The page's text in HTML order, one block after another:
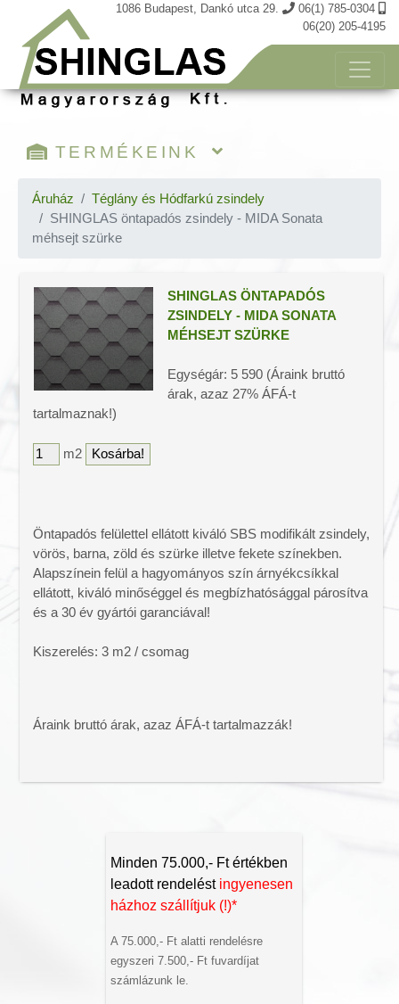
1086 Budapest, Dankó utca 29.
06(1) 785-0304
06(20) 205-4195
TERMÉKEINK
Öntapadós shinglas zsindely
Téglány és Hódfarkú zsindely
Prémium zsindely
Katepal zsindely
Laminált zsindely
Öntapadós 3D térhatású zsindely
FÉM zsindelyek
Színes bitumenes lemez
Vízszigetelő lemezek
Tetőtéri ablakok
Ereszcsatorna
Ereszalj lambéria
Tető csúcsdísz
Lapostető járólapok
Áruház
Téglány és Hódfarkú zsindely
SHINGLAS öntapadós zsindely - MIDA Sonata
méhsejt szürke
SHINGLAS ÖNTAPADÓS
ZSINDELY - MIDA SONATA
MÉHSEJT SZÜRKE
Egységár: 5 590 (Áraink bruttó
árak, azaz 27% ÁFÁ-t
tartalmaznak!)
m2
Öntapadós felülettel ellátott kiváló SBS modifikált zsindely,
vörös, barna, zöld és szürke illetve fekete színekben.
Alapszínein felül a hagyományos szín árnyékcsíkkal
ellátott, kiváló minőséggel és megbízhatósággal párosítva
és a 30 év gyártói garanciával!
Kiszerelés: 3 m2 / csomag
Áraink bruttó árak, azaz ÁFÁ-t tartalmazzák!
Minden 75.000,- Ft értékben
leadott rendelést ingyenesen
házhoz szállítjuk (!)*
A 75.000,- Ft alatti rendelésre
egyszeri 7.500,- Ft fuvardíjat
számlázunk le.